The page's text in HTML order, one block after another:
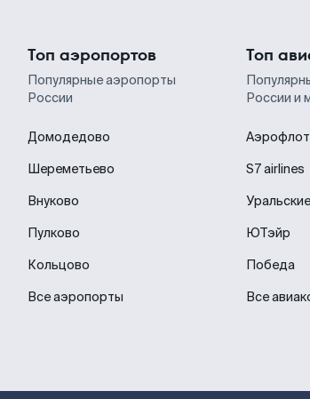
Топ аэропортов
Популярные аэропорты
России
Домодедово
Шереметьево
Внуково
Пулково
Кольцово
Все аэропорты
Топ
России и
Аэрофлот
S7 airlines
ЮТэйр
Победа
Все